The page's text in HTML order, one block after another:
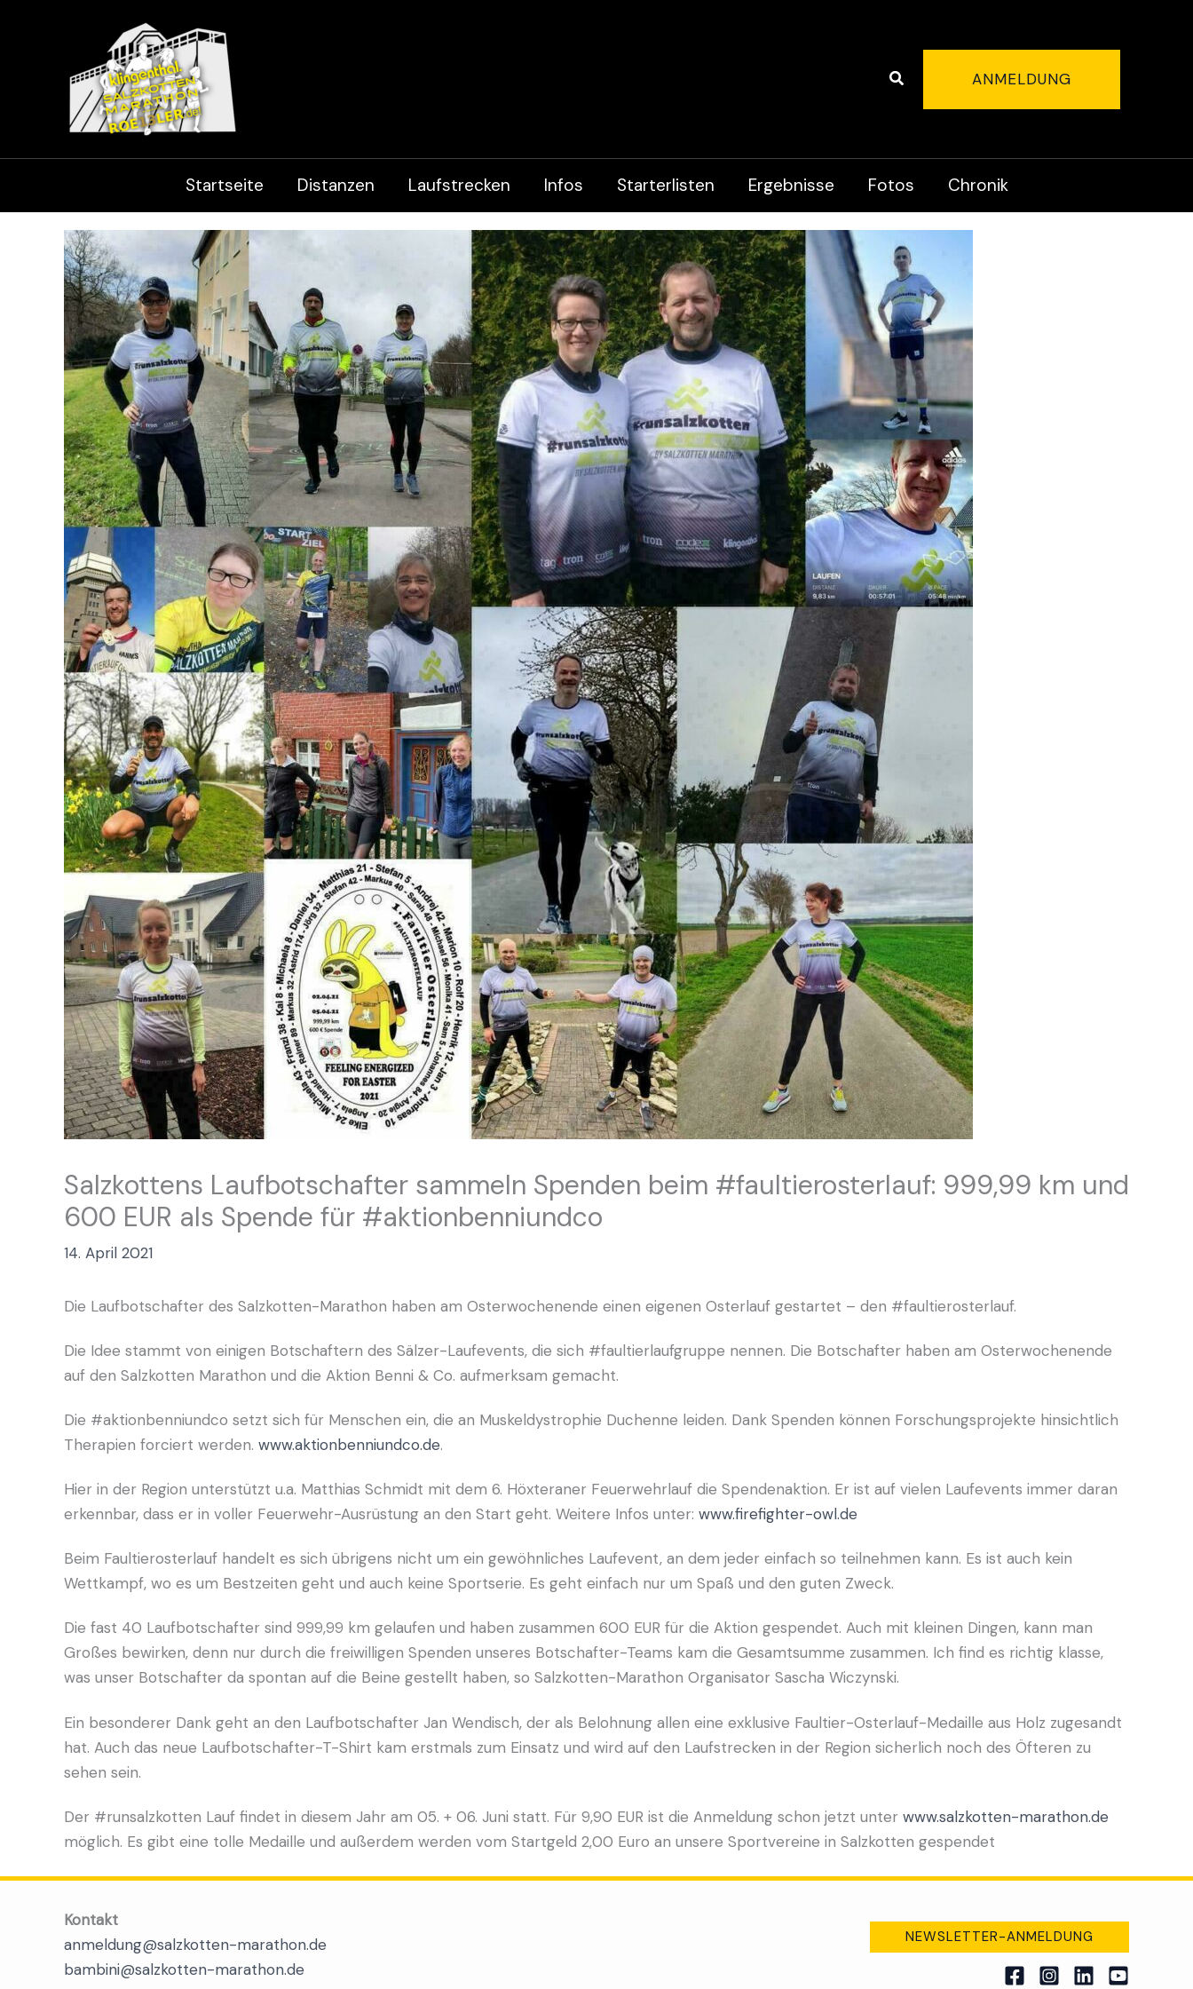
Suchen ANMELDUNG
Startseite Distanzen Laufstrecken Infos Starterlisten Ergebnisse Fotos Chronik
Salzkottens Laufbotschafter sammeln Spenden beim #faultierosterlauf: 999,99 km und
600 EUR als Spende für #aktionbenniundco
14. April 2021
Die Laufbotschafter des Salzkotten-Marathon haben am Osterwochenende einen eigenen Osterlauf gestartet – den #faultierosterlauf.
Die Idee stammt von einigen Botschaftern des Sälzer-Laufevents, die sich #faultierlaufgruppe nennen. Die Botschafter haben am Osterwochenende
auf den Salzkotten Marathon und die Aktion Benni & Co. aufmerksam gemacht.
Die #aktionbenniundco setzt sich für Menschen ein, die an Muskeldystrophie Duchenne leiden. Dank Spenden können Forschungsprojekte hinsichtlich
Therapien forciert werden. www.aktionbenniundco.de.
Hier in der Region unterstützt u.a. Matthias Schmidt mit dem 6. Höxteraner Feuerwehrlauf die Spendenaktion. Er ist auf vielen Laufevents immer daran
erkennbar, dass er in voller Feuerwehr-Ausrüstung an den Start geht. Weitere Infos unter: www.firefighter-owl.de
Beim Faultierosterlauf handelt es sich übrigens nicht um ein gewöhnliches Laufevent, an dem jeder einfach so teilnehmen kann. Es ist auch kein
Wettkampf, wo es um Bestzeiten geht und auch keine Sportserie. Es geht einfach nur um Spaß und den guten Zweck.
Die fast 40 Laufbotschafter sind 999,99 km gelaufen und haben zusammen 600 EUR für die Aktion gespendet. Auch mit kleinen Dingen, kann man
Großes bewirken, denn nur durch die freiwilligen Spenden unseres Botschafter-Teams kam die Gesamtsumme zusammen. Ich find es richtig klasse,
was unser Botschafter da spontan auf die Beine gestellt haben, so Salzkotten-Marathon Organisator Sascha Wiczynski.
Ein besonderer Dank geht an den Laufbotschafter Jan Wendisch, der als Belohnung allen eine exklusive Faultier-Osterlauf-Medaille aus Holz zugesandt
hat. Auch das neue Laufbotschafter-T-Shirt kam erstmals zum Einsatz und wird auf den Laufstrecken in der Region sicherlich noch des Öfteren zu
sehen sein.
Der #runsalzkotten Lauf findet in diesem Jahr am 05. + 06. Juni statt. Für 9,90 EUR ist die Anmeldung schon jetzt unter www.salzkotten-marathon.de
möglich. Es gibt eine tolle Medaille und außerdem werden vom Startgeld 2,00 Euro an unsere Sportvereine in Salzkotten gespendet
Kontakt
anmeldung@salzkotten-marathon.de
bambini@salzkotten-marathon.de
NEWSLETTER-ANMELDUNG